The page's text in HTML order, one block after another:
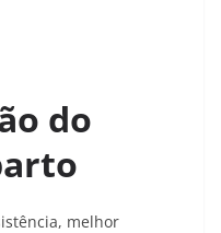
do
melhor